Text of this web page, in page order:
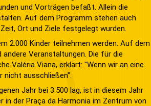
und Vorträgen befaßt. Allein die
Auf dem Programm stehen auch
Ort und Ziele festgelegt wurden.
2.000 Kinder teilnehmen werden. Auf dem
Veranstaltungen. Die für die
Valéria Viana, erklärt: "Wenn wir an eine
nicht ausschließen".
Jahr bei 3.500 lag, ist in diesem Jahr
in der Praça da Harmonia im Zentrum von